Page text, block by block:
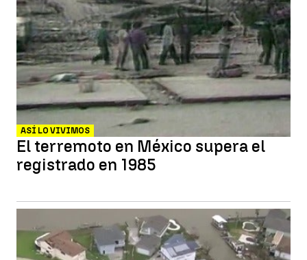
ASÍ LO VIVIMOS
El terremoto en México supera el
registrado en 1985